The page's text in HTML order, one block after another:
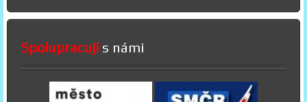
Spolupracujís námi